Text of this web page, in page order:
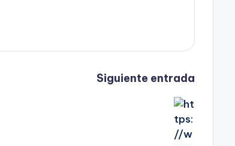
Siguiente entrada